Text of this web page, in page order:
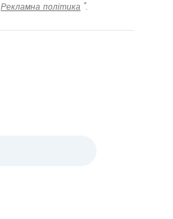
Рекламна політика ".